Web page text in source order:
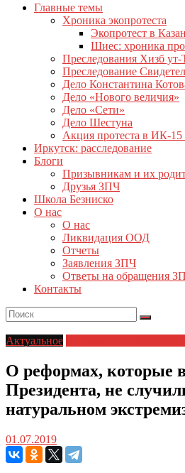
Главные темы
Хроника экопротеста
Экопротест в
Шиес: хроника
Преследования Хизб ут-
Преследование
Дело Константина
Дело «Нового величия»
Дело «Сети»
Дело Шестуна
Акция протеста в ИК-15
Иркутск: расследование
Блоги
Призывникам и их
Друзья ЗПЧ
Школа Безниско
О нас
О нас
Ликвидация ООД
Отчеты
Заявления ЗПЧ
Ответы на обращения
Контакты
Актуальное
О реформах, которые
Президента, не
натуральном
01.07.2019